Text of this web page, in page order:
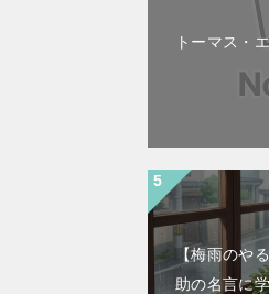
トーマス・
【梅雨のや
助の名言に